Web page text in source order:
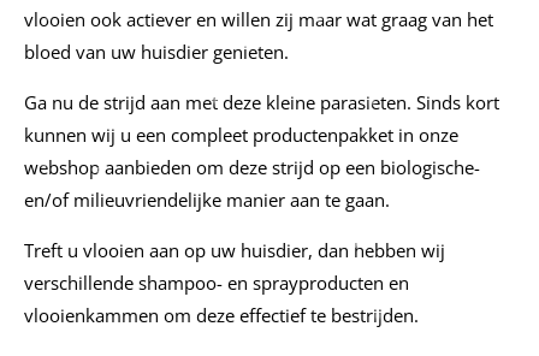
vlooien ook actiever en willen zij maar wat graag van het
bloed van uw huisdier genieten.
Ga nu de strijd aan met deze kleine parasieten. Sinds kort
kunnen wij u een compleet productenpakket in onze
webshop aanbieden om deze strijd op een biologische-
en/of milieuvriendelijke manier aan te gaan.
Treft u vlooien aan op uw huisdier, dan hebben wij
verschillende shampoo- en sprayproducten en
vlooienkammen om deze effectief te bestrijden.